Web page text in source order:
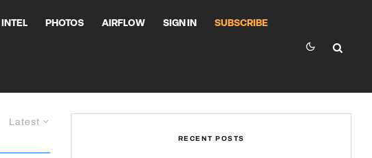
INTEL PHOTOS AIRFLOW SIGN IN SUBSCRIBE
Latest
RECENT POSTS